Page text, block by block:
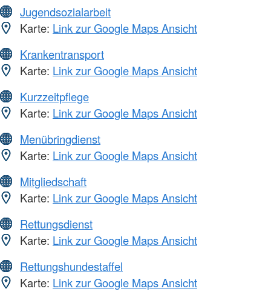
Jugendsozialarbeit
Karte: Link zur Google Maps Ansicht
Krankentransport
Karte: Link zur Google Maps Ansicht
Kurzzeitpflege
Karte: Link zur Google Maps Ansicht
Menübringdienst
Karte: Link zur Google Maps Ansicht
Mitgliedschaft
Karte: Link zur Google Maps Ansicht
Rettungsdienst
Karte: Link zur Google Maps Ansicht
Rettungshundestaffel
Karte: Link zur Google Maps Ansicht